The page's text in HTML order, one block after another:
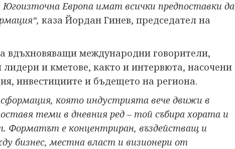
Югоизточна Европа имат всички предпоставки да
каза Йордан Гинев, председател на
вдъхновяващи международни говорители,
и кметове, както и интервюта, насочени
инвестициите и бъдещето на региона.
която индустрията вече движи в
теми в дневния ред – той събира хората и
Форматът е концентриран, въздействащ и
бизнес, местна власт и визионери от